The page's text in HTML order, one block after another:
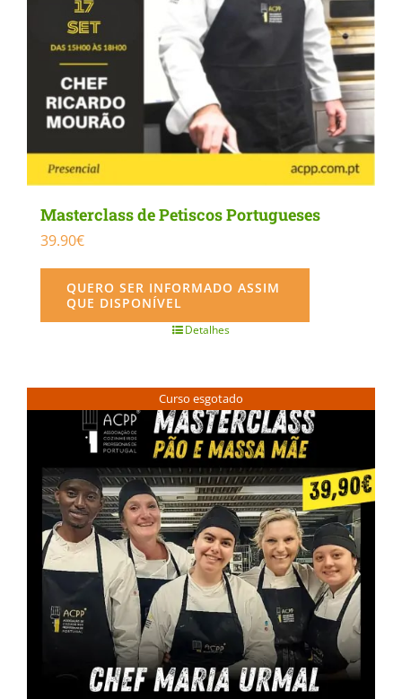
Masterclass de Petiscos Portugueses
39.90€
QUERO SER INFORMADO ASSIM
QUE DISPONÍVEL
Detalhes
Curso esgotado